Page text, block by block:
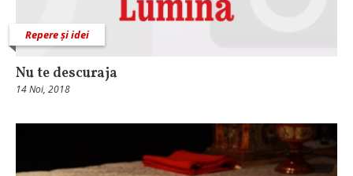
Repere și idei
Nu te descuraja
14 Noi, 2018